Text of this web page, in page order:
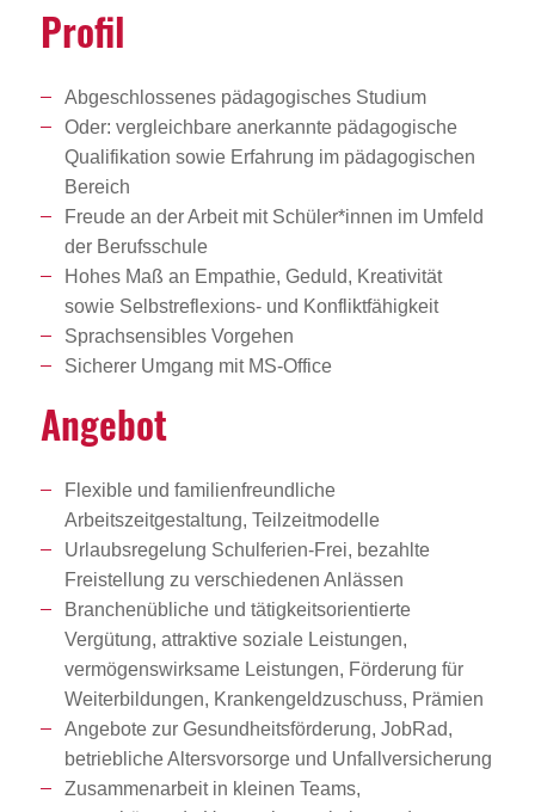
Profil
Abgeschlossenes pädagogisches Studium
Oder: vergleichbare anerkannte pädagogische
Qualifikation sowie Erfahrung im pädagogischen
Bereich
Freude an der Arbeit mit Schüler*innen im Umfeld
der Berufsschule
Hohes Maß an Empathie, Geduld, Kreativität
sowie Selbstreflexions- und Konfliktfähigkeit
Sprachsensibles Vorgehen
Sicherer Umgang mit MS-Office
Angebot
Flexible und familienfreundliche
Arbeitszeitgestaltung, Teilzeitmodelle
Urlaubsregelung Schulferien-Frei, bezahlte
Freistellung zu verschiedenen Anlässen
Branchenübliche und tätigkeitsorientierte
Vergütung, attraktive soziale Leistungen,
vermögenswirksame Leistungen, Förderung für
Weiterbildungen, Krankengeldzuschuss, Prämien
Angebote zur Gesundheitsförderung, JobRad,
betriebliche Altersvorsorge und Unfallversicherung
Zusammenarbeit in kleinen Teams,